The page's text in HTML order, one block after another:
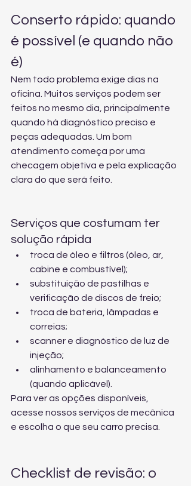
Conserto rápido: quando
é possível (e quando não
é)
Nem todo problema exige dias na
oficina. Muitos serviços podem ser
feitos no mesmo dia, principalmente
quando há diagnóstico preciso e
peças adequadas. Um bom
atendimento começa por uma
checagem objetiva e pela explicação
clara do que será feito.
Serviços que costumam ter
solução rápida
troca de óleo e filtros (óleo, ar,
cabine e combustível);
substituição de pastilhas e
verificação de discos de freio;
troca de bateria, lâmpadas e
correias;
scanner e diagnóstico de luz de
injeção;
alinhamento e balanceamento
(quando aplicável).
Para ver as opções disponíveis,
acesse nossos serviços de mecânica
e escolha o que seu carro precisa.
Checklist de revisão: o